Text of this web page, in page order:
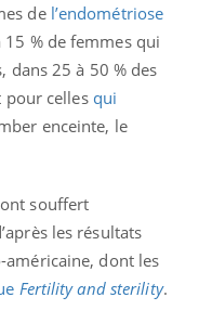
de l’endométriose
% de femmes qui
dans 25 à 50 % des
pour celles qui
enceinte, le
souffert
les résultats
américaine, dont les
Fertility and sterility.